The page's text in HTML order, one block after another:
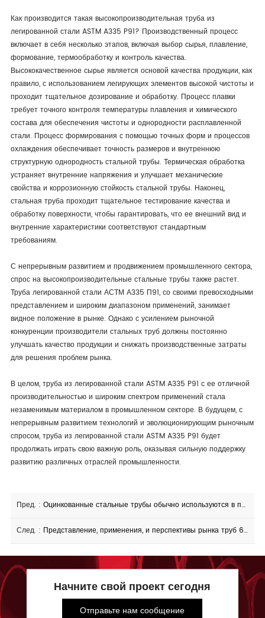
Как производится такая высокопроизводительная труба из
легированной стали ASTM A335 P91? Производственный процесс
включает в себя несколько этапов, включая выбор сырья, плавление,
формование, термообработку и контроль качества.
Высококачественное сырье является основой качества продукции, как
правило, с использованием легирующих элементов высокой чистоты и
проходит тщательное дозирование и обработку. Процесс плавки
требует точного контроля температуры плавления и химического
состава для обеспечения чистоты и однородности расплавленной
стали. Процесс формирования с помощью точных форм и процессов
охлаждения обеспечивает точность размеров и внутреннюю
структурную однородность стальной трубы. Термическая обработка
устраняет внутренние напряжения и улучшает механические
свойства и коррозионную стойкость стальной трубы. Наконец,
стальная труба проходит тщательное тестирование качества и
обработку поверхности, чтобы гарантировать, что ее внешний вид и
внутренние характеристики соответствуют стандартным
требованиям.
С непрерывным развитием и продвижением промышленного сектора,
спрос на высокопроизводительные стальные трубы также растет.
Труба легированной стали АСТМ А335 П91, со своими превосходными
представлением и широким диапазоном применений, занимает
видное положение в рынке. Однако с усилением рыночной
конкуренции производители стальных труб должны постоянно
улучшать качество продукции и снижать производственные затраты
для решения проблем рынка.
В целом, труба из легированной стали ASTM A335 P91 с ее отличной
производительностью и широким спектром применений стала
незаменимым материалом в промышленном секторе. В будущем, с
непрерывным развитием технологий и эволюционирующим рыночным
спросом, труба из легированной стали ASTM A335 P91 будет
продолжать играть свою важную роль, оказывая сильную поддержку
развитию различных отраслей промышленности.
Пред. : Оцинкованные стальные трубы обычно используются в промышленных проектах защиты и долговечности
След. : Представление, применения, и перспективы рынка труб 6 дюймов гальванизированных Горяч-погружением стальных
Начните свой проект сегодня
Отправьте нам сообщение